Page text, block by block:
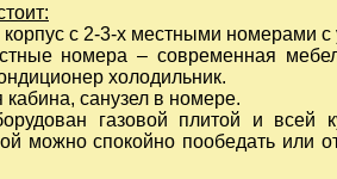
c 2-3-х местными номерами с
номера – современная
холодильник.
санузел в номере.
газовой плитой и всей
можно спокойно пообедать или